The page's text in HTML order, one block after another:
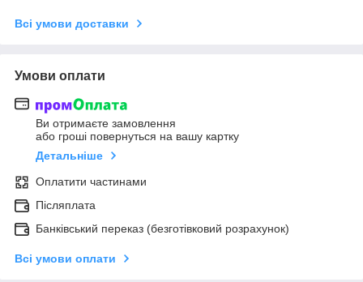
Всі умови доставки
Умови оплати
Ви отримаєте замовлення
або гроші повернуться на вашу картку
Детальніше
Оплатити частинами
Післяплата
Банківський переказ (безготівковий розрахунок)
Всі умови оплати